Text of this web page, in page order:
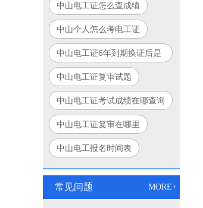
中山电工证怎么查成绩
中山个人怎么考电工证
中山电工证6年到期换证后是
永久的吗
中山电工证复审试题
中山电工证考试成绩在哪查询
中山电工证复审在哪里
中山电工报名时间表
常见问题 MORE+